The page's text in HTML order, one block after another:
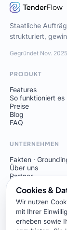
Staatliche
strukturiert,
Gegründet Nov.
PRODUKT
Features
So funktioniert es
Preise
Blog
FAQ
UNTERNEHMEN
Fakten ·
Über uns
Partner
Demo buchen
RECHTLICHES
Cookies &
Wir nutzen
mit Ihrer
erheben sowie